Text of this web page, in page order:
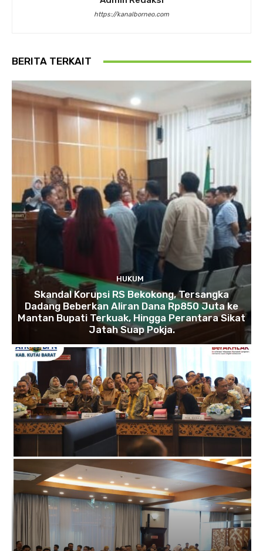
https://kanalborneo.com
BERITA TERKAIT
HUKUM
Skandal Korupsi RS Bekokong, Tersangka
Dadang Beberkan Aliran Dana Rp850 Juta ke
Mantan Bupati Terkuak, Hingga Perantara Sikat
Jatah Suap Pokja.